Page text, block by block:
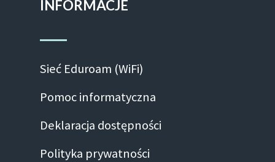
INFORMACJE
Sieć Eduroam (WiFi)
Pomoc informatyczna
Deklaracja dostępności
Polityka prywatności